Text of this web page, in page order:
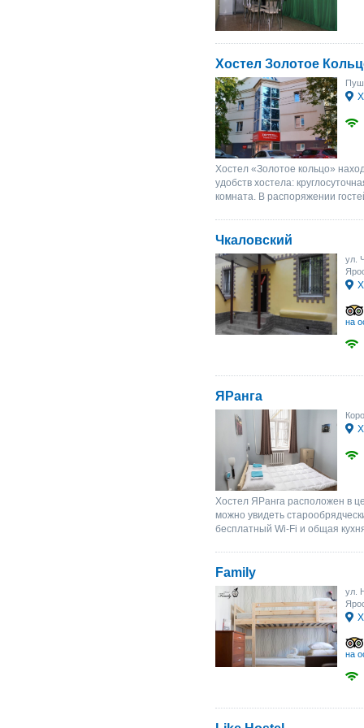
Хостел Золотое
Хостел «Золотое кольцо»
удобств хостела:
комната. В распоряжении
Чкаловский
ул.
на
ЯРанга
Хостел ЯРанга расположен в
можно увидеть
бесплатный Wi-Fi и общая
Family
ул.
на